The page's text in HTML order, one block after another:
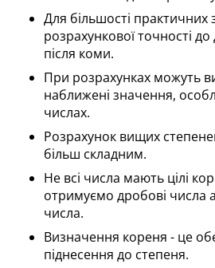
Для більшості практичних
розрахункової точності до
після коми.
При розрахунках можуть
наближені значення,
числах.
Розрахунок вищих
більш складним.
Не всі числа мають цілі
отримуємо дробові числа
числа.
Визначення кореня - це
піднесення до степеня.